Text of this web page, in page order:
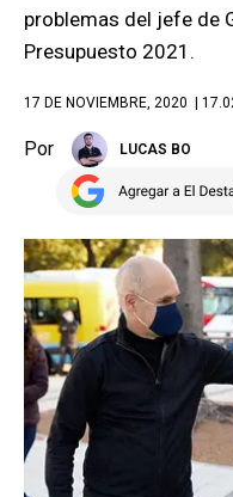
problemas del jefe de
Presupuesto 2021.
17 DE NOVIEMBRE, 2020 |
Por LUCAS BO